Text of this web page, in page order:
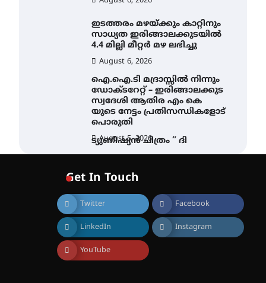
ഇടത്തരം മഴയ്ക്കും കാറ്റിനും
സാധ്യത ഇരിങ്ങാലക്കുടയിൽ
4.4 മില്ലി മീറ്റർ മഴ ലഭിച്ചു
August 6, 2026
ഐ.ഐ.ടി മദ്രാസ്സിൽ നിന്നും
ഡോക്ടറേറ്റ് – ഇരിങ്ങാലക്കുട
സ്വദേശി ആതിര എം കെ
യുടെ നേട്ടം പ്രതിസന്ധികളോട്
പൊരുതി
August 5, 2026
ട്യുണീഷ്യൻ ചിത്രം ” ദി
സൊസൈറ്റി ആഗസ്റ്റ് 7
വെള്ളിയാഴ്ച സ്‌ക്രീൻ
ചെയ്യുന്നു
August 6, 2026
സെന്റ് ജോസഫ്സ് കോളജ്
കോമേഴ്‌സ്
അസോസിയേഷന്
തുടക്കമായി
Get In Touch
Twitter Facebook
LinkedIn Instagram
YouTube